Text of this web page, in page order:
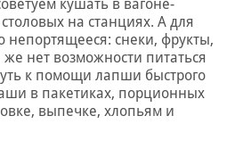
кушать в вагоне-
на станциях. А для
непортящееся: снеки, фрукты,
нет возможности питаться
к помощи лапши быстрого
в пакетиках, порционных
выпечке, хлопьям и